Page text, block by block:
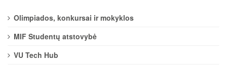
Olimpiados, konkursai ir mokyklos
MIF Studentų atstovybė
VU Tech Hub